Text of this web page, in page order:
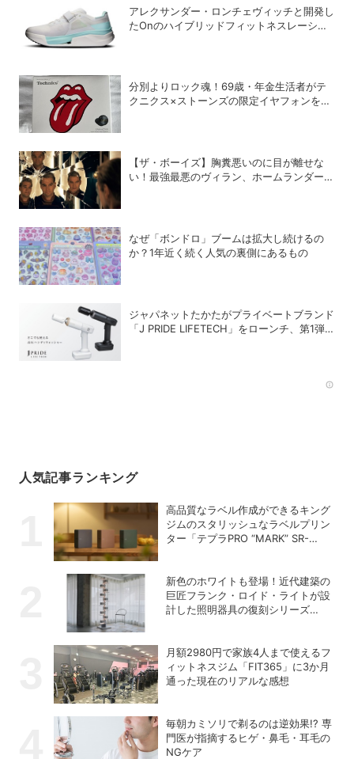
アレクサンダー・ロンチェヴィッチと開発し
たOnのハイブリッドフィットネスレーシン
分別よりロック魂！69歳・年金生活者がテ
クニクス×ストーンズの限定イヤフォンを衝
【ザ・ボーイズ】胸糞悪いのに目が離せな
い！最強最悪のヴィラン、ホームランダーの
なぜ「ボンドロ」ブームは拡大し続けるの
か？1年近く続く人気の裏側にあるもの
ジャパネットたかたがプライベートブランド
「J PRIDE LIFETECH」をローンチ、第1弾
人気記事ランキング
高品質なラベル作成ができるキング
ジムのスタリッシュなラベルプリン
ター「テプラPRO “MARK” SR-
新色のホワイトも登場！近代建築の
巨匠フランク・ロイド・ライトが設
計した照明器具の復刻シリーズ
月額2980円で家族4人まで使えるフ
ィットネスジム「FIT365」に3か月
通った現在のリアルな感想
毎朝カミソリで剃るのは逆効果!? 専
門医が指摘するヒゲ・鼻毛・耳毛の
NGケア